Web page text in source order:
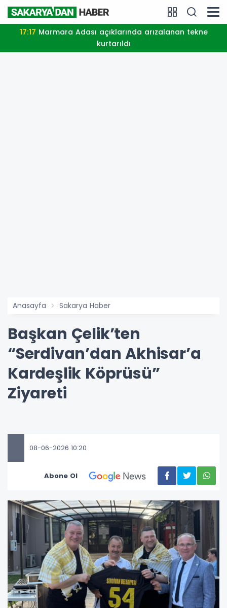
17:17
kurtarıldı
Anasayfa Sakarya Haber
Başkan Çelik’ten
“Serdivan’dan Akhisar’a
Kardeşlik Köprüsü”
Ziyareti
08-06-2026 10:20
Abone Ol